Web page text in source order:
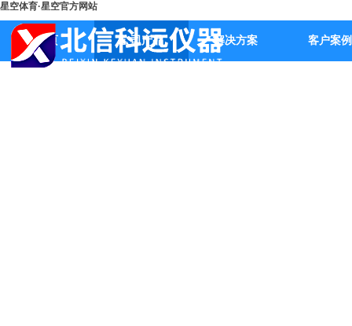
星空体育·星空官方网站
首页 公司产品 解决方案 客户案例